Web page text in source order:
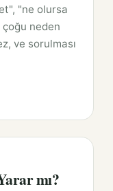
"ne olursa
neden
ve sorulması
mı?